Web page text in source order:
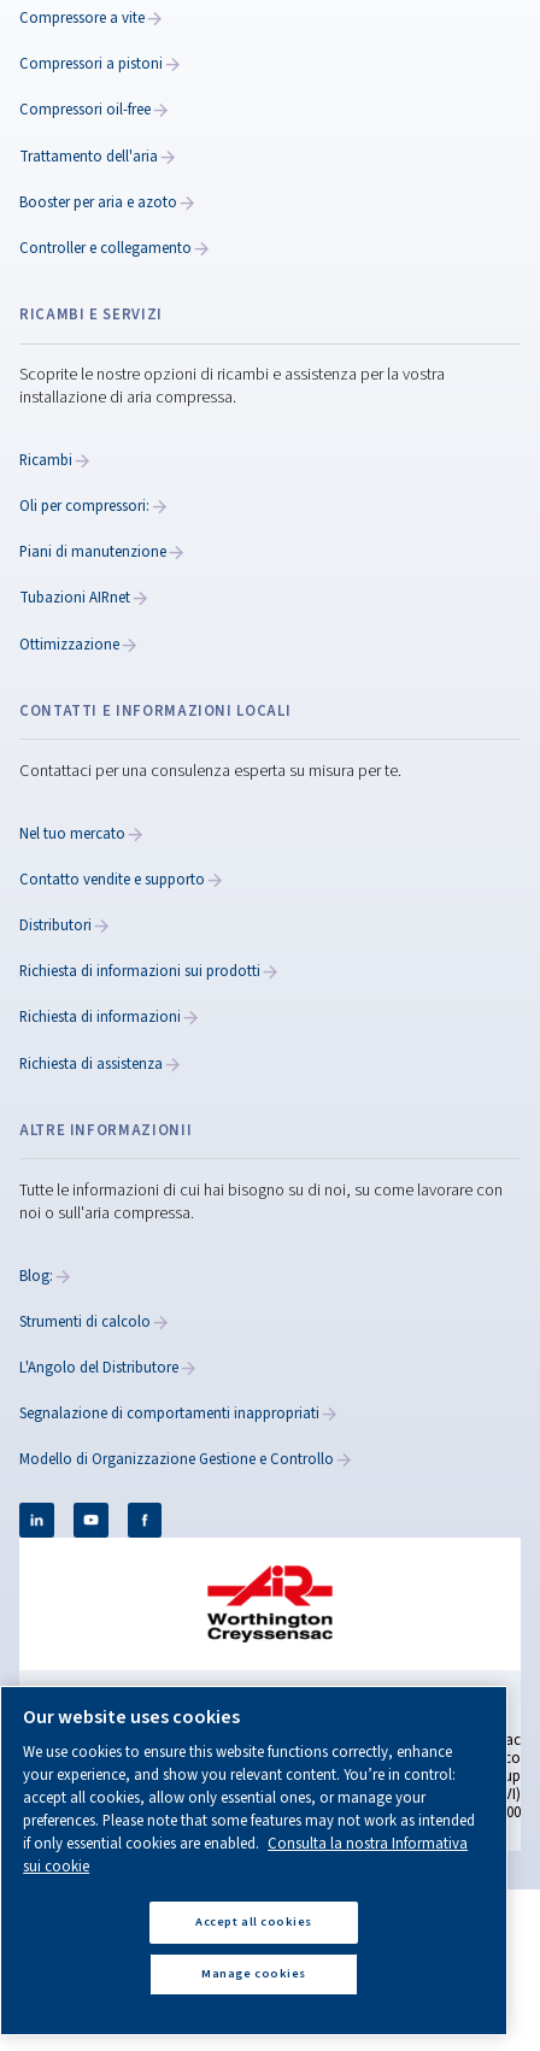
Compressori a magneti
permanenti: più
produttività e meno costi
compressa. I compressori a magneti permanenti
sulla spesa energetica.
Quali sono gli effetti
dell’abbassamento della
temperatura sul tuo
impianto?
Cosa succede al tuo compressore Worthington
Creyssensac quando la temperatura dell'aria
diminuisce e come agire o prevenire eventuali
problematiche